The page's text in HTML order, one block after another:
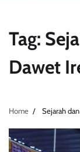
Tag:
Dawet
Home Sejarah